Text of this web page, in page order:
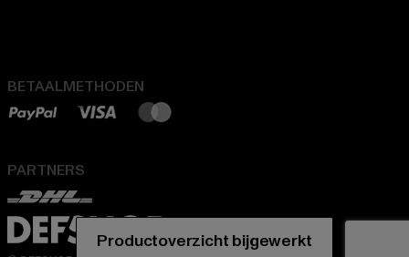
BETAALMETHODEN
PARTNERS